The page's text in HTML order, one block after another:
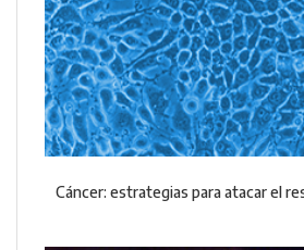
Cáncer: estrategias para atacar el